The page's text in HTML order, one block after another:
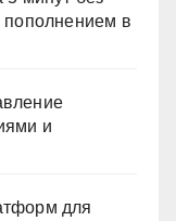
пополнением в
и
для